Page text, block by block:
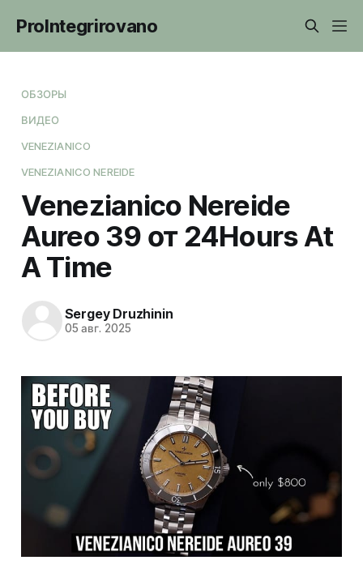
ProIntegrirovano
ОБЗОРЫ
ВИДЕО
VENEZIANICO
VENEZIANICO NEREIDE
Venezianico Nereide
Aureo 39 от 24Hours At
A Time
Sergey Druzhinin
05 авг. 2025